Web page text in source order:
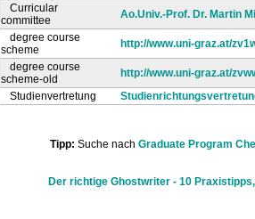
Curricular
committee
Ao.Univ.-Prof. Dr. Martin
degree course
scheme
http://www.uni-graz.at/
degree course
scheme-old
http://www.uni-graz.at/
Studienvertretung
Tipp: Suche nach Graduate Program
Der richtige Ghostwriter - 10